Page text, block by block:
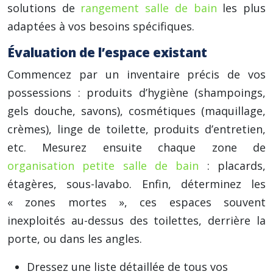
solutions de rangement salle de bain les plus
adaptées à vos besoins spécifiques.
Évaluation de l’espace existant
Commencez par un inventaire précis de vos
possessions : produits d’hygiène (shampoings,
gels douche, savons), cosmétiques (maquillage,
crèmes), linge de toilette, produits d’entretien,
etc. Mesurez ensuite chaque zone de
organisation petite salle de bain : placards,
étagères, sous-lavabo. Enfin, déterminez les
« zones mortes », ces espaces souvent
inexploités au-dessus des toilettes, derrière la
porte, ou dans les angles.
Dressez une liste détaillée de tous vos